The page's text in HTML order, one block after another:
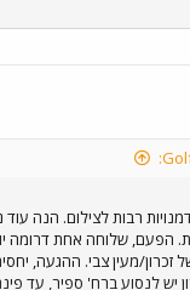
רבות לצילום. הנה עוד
הפעם, שלוחה אחת דרומה
זכרון/מעין צבי. ההגעה,
יש לנסוע ברח' ספיר, עד